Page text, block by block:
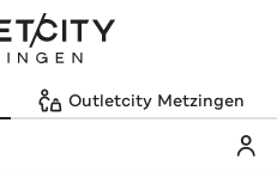
Outletcity Metzingen